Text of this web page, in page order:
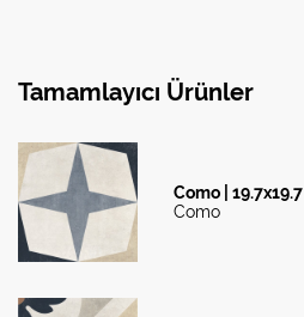
Tamamlayıcı Ürünler
Como | 19.7x19.7
Como